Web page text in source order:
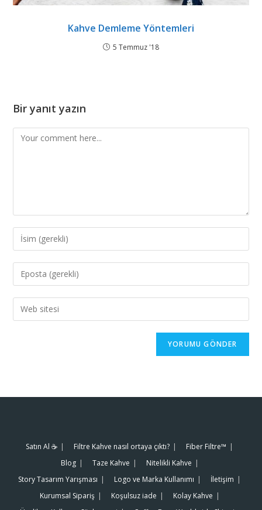
Kahve Demleme Yöntemleri
5 Temmuz '18
Bir yanıt yazın
Satın Al ☕️ Filtre Kahve nasıl ortaya çıktı?
Fiber Filtre™
Blog
Taze Kahve
Nitelikli Kahve
Story Tasarım Yarışması
Logo ve Marka Kullanımı
İletişim
Kurumsal Sipariş
Koşulsuz iade
Kolay Kahve